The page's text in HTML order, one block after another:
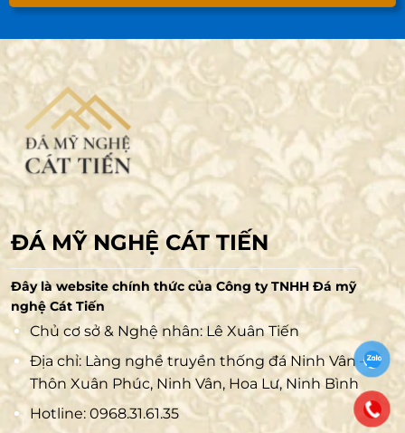
ĐÁ MỸ NGHỆ CÁT TIẾN
Đây là website chính thức của Công ty TNHH Đá mỹ
nghệ Cát Tiến
Chủ cơ sở & Nghệ nhân: Lê Xuân Tiến
Địa chỉ: Làng nghề truyền thống đá Ninh Vân –
Thôn Xuân Phúc, Ninh Vân, Hoa Lư, Ninh Bình
Hotline: 0968.31.61.35